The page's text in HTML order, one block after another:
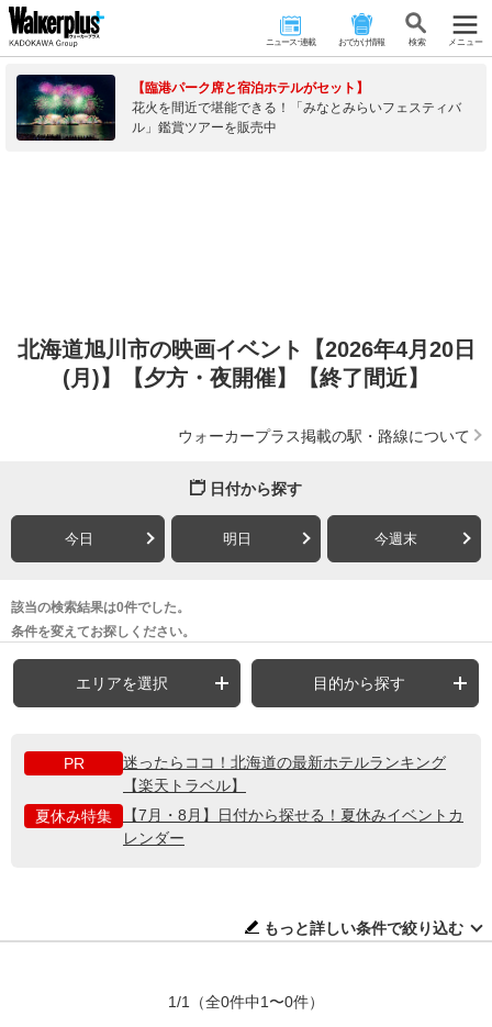
ニュース･連載 おでかけ情報 検 索 メニュー
【臨港パーク席と宿泊ホテルがセット】
花火を間近で堪能できる！「みなとみらいフェスティバ
ル」鑑賞ツアーを販売中
北海道旭川市の映画イベント【2026年4月20日
(月)】【夕方・夜開催】【終了間近】
ウォーカープラス掲載の駅・路線について
日付から探す
今日 明日 今週末
該当の検索結果は0件でした。
条件を変えてお探しください。
エリアを選択 目的から探す
PR
迷ったらココ！北海道の最新ホテルランキング
【楽天トラベル】
夏休み特集
【7月・8月】日付から探せる！夏休みイベントカ
レンダー
もっと詳しい条件で絞り込む
1/1 （全0件中1〜0件）